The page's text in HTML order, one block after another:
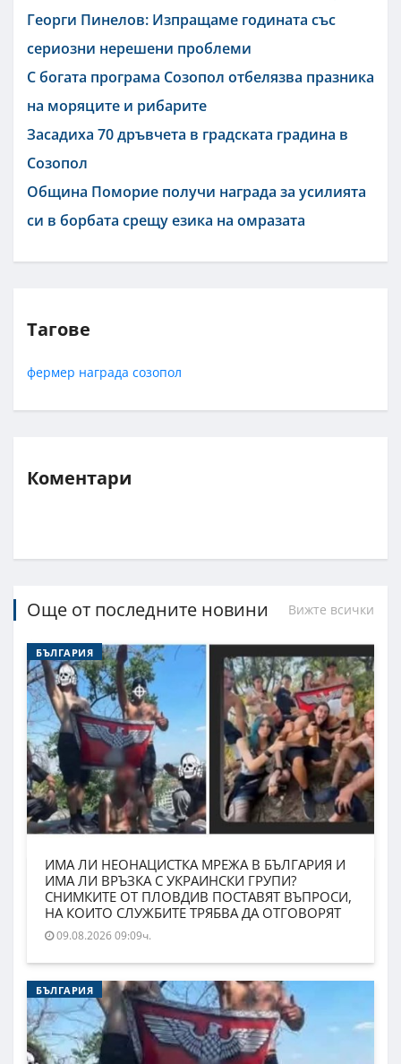
Георги Пинелов: Изпращаме годината със
сериозни нерешени проблеми
С богата програма Созопол отбелязва празника
на моряците и рибарите
Засадиха 70 дръвчета в градската градина в
Созопол
Община Поморие получи награда за усилията
си в борбата срещу езика на омразата
Тагове
фермер награда созопол
Коментари
Още от последните новини Вижте всички
БЪЛГАРИЯ
ИМА ЛИ НЕОНАЦИСТКА МРЕЖА В БЪЛГАРИЯ И
ИМА ЛИ ВРЪЗКА С УКРАИНСКИ ГРУПИ?
СНИМКИТЕ ОТ ПЛОВДИВ ПОСТАВЯТ ВЪПРОСИ,
НА КОИТО СЛУЖБИТЕ ТРЯБВА ДА ОТГОВОРЯТ
09.08.2026 09:09ч.
БЪЛГАРИЯ